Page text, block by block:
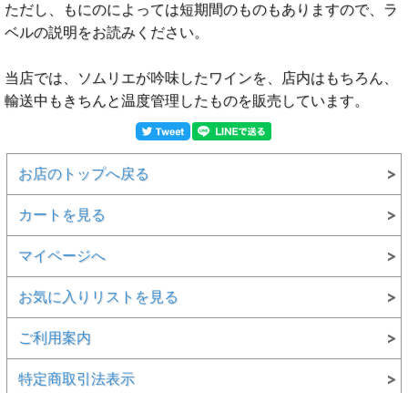
ただし、もにのによっては短期間のものもありますので、ラ
ベルの説明をお読みください。
当店では、ソムリエが吟味したワインを、店内はもちろん、
輸送中もきちんと温度管理したものを販売しています。
お店のトップへ戻る
カートを見る
マイページへ
お気に入りリストを見る
ご利用案内
特定商取引法表示